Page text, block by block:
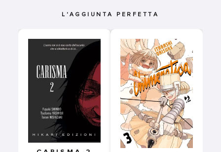
L'AGGIUNTA PERFETTA